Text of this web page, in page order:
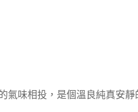
氣味相投，是個溫良純真安